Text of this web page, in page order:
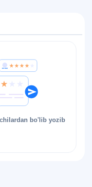
bo'lib yozib